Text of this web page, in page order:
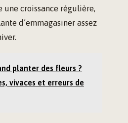
une croissance régulière,
d’emmagasiner assez
planter des fleurs ?
vivaces et erreurs de